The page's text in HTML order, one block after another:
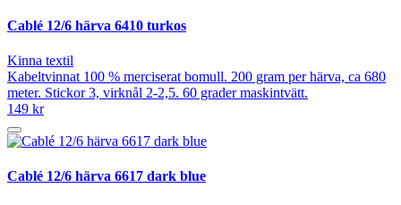
Cablé 12/6 härva 6410 turkos
Kinna textil
Kabeltvinnat 100 % merciserat bomull. 200 gram per härva, ca 680
meter. Stickor 3, virknål 2-2,5. 60 grader maskintvätt.
149 kr
Cablé 12/6 härva 6617 dark blue